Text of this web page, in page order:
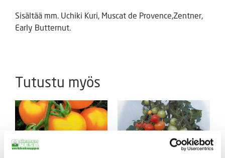
Sisältää mm. Uchiki Kuri, Muscat de Provence,Zentner,
Early Butternut.
Tutustu myös